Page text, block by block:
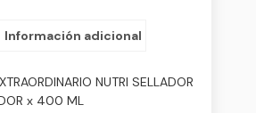
Información adicional
NUTRI SELLADOR
x 400 ML